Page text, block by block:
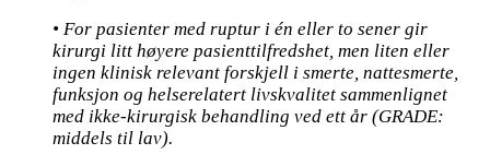
• For pasienter med ruptur i én eller to sener gir
kirurgi litt høyere pasienttilfredshet, men liten eller
ingen klinisk relevant forskjell i smerte, nattesmerte,
funksjon og helserelatert livskvalitet sammenlignet
med ikke-kirurgisk behandling ved ett år (GRADE:
middels til lav).